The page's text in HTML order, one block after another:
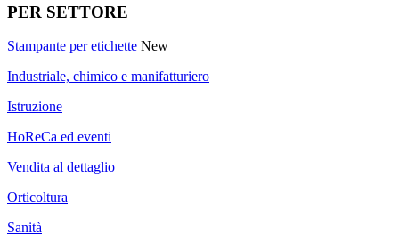
PER SETTORE
Stampante per etichette New
Industriale, chimico e manifatturiero
Istruzione
HoReCa ed eventi
Vendita al dettaglio
Orticoltura
Sanità